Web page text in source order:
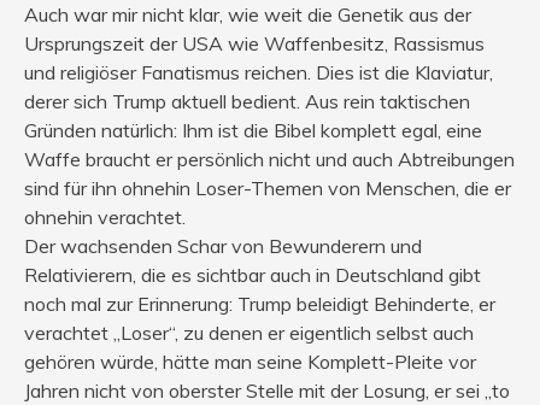
Auch war mir nicht klar, wie weit die Genetik aus der
Ursprungszeit der USA wie Waffenbesitz, Rassismus
und religiöser Fanatismus reichen. Dies ist die Klaviatur,
derer sich Trump aktuell bedient. Aus rein taktischen
Gründen natürlich: Ihm ist die Bibel komplett egal, eine
Waffe braucht er persönlich nicht und auch Abtreibungen
sind für ihn ohnehin Loser-Themen von Menschen, die er
ohnehin verachtet.
Der wachsenden Schar von Bewunderern und
Relativierern, die es sichtbar auch in Deutschland gibt
noch mal zur Erinnerung: Trump beleidigt Behinderte, er
verachtet „Loser“, zu denen er eigentlich selbst auch
gehören würde, hätte man seine Komplett-Pleite vor
Jahren nicht von oberster Stelle mit der Losung, er sei „to